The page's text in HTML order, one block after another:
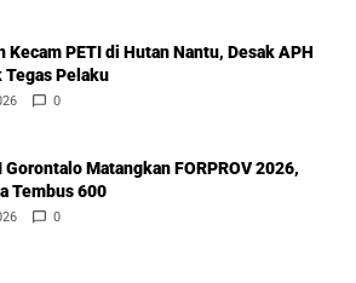
Kecam PETI di Hutan Nantu, Desak APH
Tegas Pelaku
0
Gorontalo Matangkan FORPROV 2026,
Tembus 600
0